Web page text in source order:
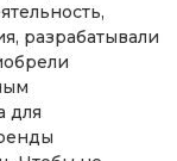
разрабатывали
для